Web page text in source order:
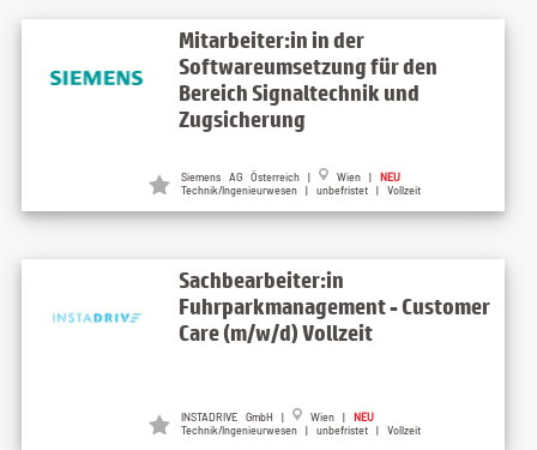
Mitarbeiter:in in der
Softwareumsetzung für den
Bereich Signaltechnik und
Zugsicherung
Siemens AG Österreich | Wien | NEU
Technik/Ingenieurwesen | unbefristet | Vollzeit
Sachbearbeiter:in
Fuhrparkmanagement - Customer
Care (m/w/d) Vollzeit
INSTADRIVE GmbH | Wien | NEU
Technik/Ingenieurwesen | unbefristet | Vollzeit